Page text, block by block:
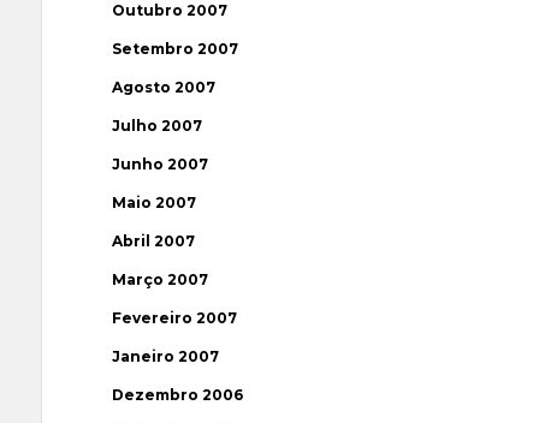
Outubro 2007
Setembro 2007
Agosto 2007
Julho 2007
Junho 2007
Maio 2007
Abril 2007
Março 2007
Fevereiro 2007
Janeiro 2007
Dezembro 2006